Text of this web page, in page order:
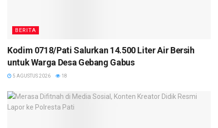
BERITA
Kodim 0718/Pati Salurkan 14.500 Liter Air Bersih
untuk Warga Desa Gebang Gabus
5 AGUSTUS 2026 18